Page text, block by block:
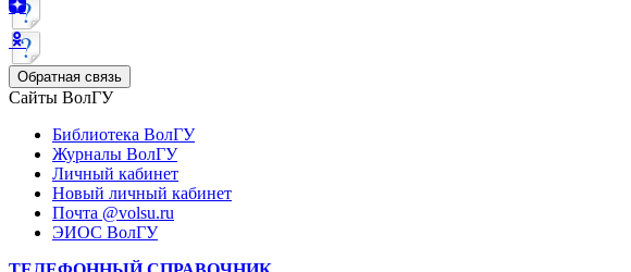
Обратная связь
Сайты ВолГУ
Библиотека ВолГУ
Журналы ВолГУ
Личный кабинет
Новый личный кабинет
Почта @volsu.ru
ЭИОС ВолГУ